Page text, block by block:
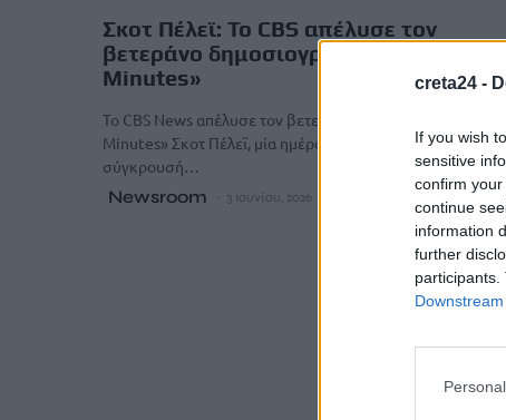
creta24 -
If you wish
sensitive
confirm
continue
information
further
Σκοτ Πέλεϊ: Το CBS απέλυσε τον
βετεράνο δημοσιογράφο του «60
Minutes»
Το CBS News απέλυσε τον βετεράνο δημοσιογράφο του
Minutes» Σκοτ Πέλεϊ, μία ημέρα μετά τη δημόσια
σύγκρουσή…
Newsroom 3 Ιουνίου, 2026